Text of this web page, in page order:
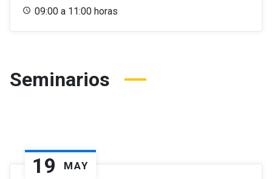
09:00 a 11:00 horas
Seminarios
19 MAY